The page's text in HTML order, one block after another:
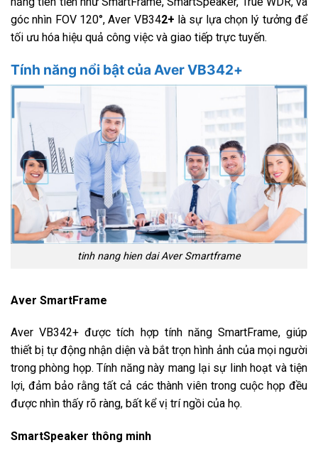
góc nhìn FOV 120°, Aver VB342+ là sự lựa chọn lý tưởng để
tối ưu hóa hiệu quả công việc và giao tiếp trực tuyến.
Tính năng nổi bật của Aver VB342+
tinh nang hien dai Aver Smartframe
Aver SmartFrame
Aver VB342+ được tích hợp tính năng SmartFrame, giúp
thiết bị tự động nhận diện và bắt trọn hình ảnh của mọi người
trong phòng họp. Tính năng này mang lại sự linh hoạt và tiện
lợi, đảm bảo rằng tất cả các thành viên trong cuộc họp đều
được nhìn thấy rõ ràng, bất kể vị trí ngồi của họ.
SmartSpeaker thông minh